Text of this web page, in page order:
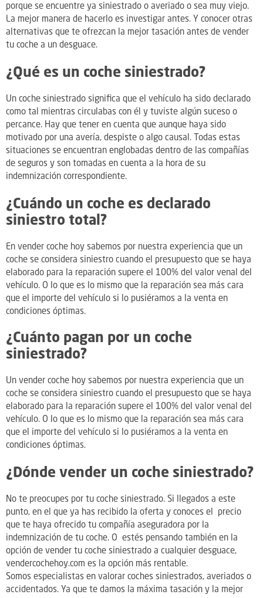
porque se encuentre ya siniestrado o averiado o sea muy viejo.
La mejor manera de hacerlo es investigar antes. Y conocer otras
alternativas que te ofrezcan la mejor tasación antes de vender
tu coche a un desguace.
¿Qué es un coche siniestrado?
Un coche siniestrado significa que el vehículo ha sido declarado
como tal mientras circulabas con él y tuviste algún suceso o
percance. Hay que tener en cuenta que aunque haya sido
motivado por una avería, despiste o algo causal. Todas estas
situaciones se encuentran englobadas dentro de las compañías
de seguros y son tomadas en cuenta a la hora de su
indemnización correspondiente.
¿Cuándo un coche es declarado
siniestro total?
En vender coche hoy sabemos por nuestra experiencia que un
coche se considera siniestro cuando el presupuesto que se haya
elaborado para la reparación supere el 100% del valor venal del
vehículo. O lo que es lo mismo que la reparación sea más cara
que el importe del vehículo si lo pusiéramos a la venta en
condiciones óptimas.
¿Cuánto pagan por un coche
siniestrado?
Un vender coche hoy sabemos por nuestra experiencia que un
coche se considera siniestro cuando el presupuesto que se haya
elaborado para la reparación supere el 100% del valor venal del
vehículo. O lo que es lo mismo que la reparación sea más cara
que el importe del vehículo si lo pusiéramos a la venta en
condiciones óptimas.
¿Dónde vender un coche siniestrado?
No te preocupes por tu coche siniestrado. Si llegados a este
punto, en el que ya has recibido la oferta y conoces el precio
que te haya ofrecido tu compañía aseguradora por la
indemnización de tu coche. O estés pensando también en la
opción de vender tu coche siniestrado a cualquier desguace,
vendercochehoy.com es la opción más rentable.
Somos especialistas en valorar coches siniestrados, averiados o
accidentados. Ya que te damos la máxima tasación y la mejor